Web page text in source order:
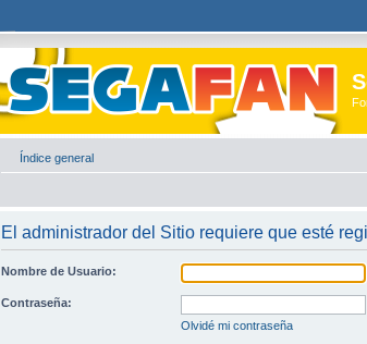
Índice general
El administrador del Sitio requiere que esté
Nombre de Usuario:
Contraseña:
Olvidé mi contraseña